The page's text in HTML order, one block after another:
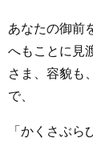
あなたの御前
へもことに見
さま、容貌も
で、
「かくさぶ